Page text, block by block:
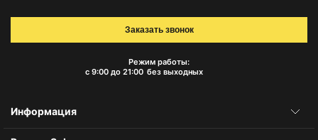
Режим работы:
с 9:00 до 21:00 без выходных
Заказать звонок
Информация